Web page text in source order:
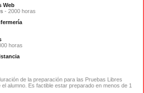
Web
- 2000 horas
horas
de la preparación para las Pruebas Libres
alumno. Es factible estar preparado en menos de 1